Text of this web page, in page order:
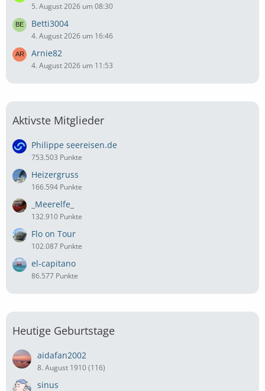
5. August 2026 um 08:30
Betti3004
4. August 2026 um 16:46
Arnie82
4. August 2026 um 11:53
Aktivste Mitglieder
Philippe seereisen.de
753.503 Punkte
Heizergruss
166.594 Punkte
_Meerelfe_
132.910 Punkte
Flo on Tour
102.087 Punkte
el-capitano
86.577 Punkte
Heutige Geburtstage
aidafan2002
8. August 1910 (116)
sinus